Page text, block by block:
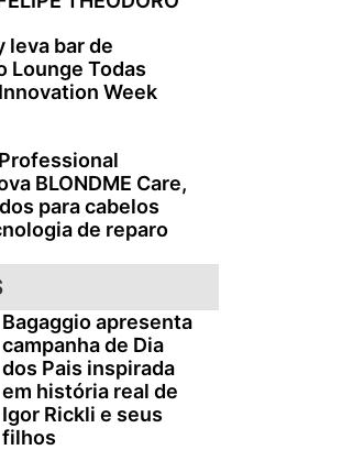
leva bar de
Lounge Todas
Week
BLONDME Care,
para cabelos
de reparo
Bagaggio apresenta
campanha de Dia
dos Pais inspirada
em história real de
Igor Rickli e seus
filhos